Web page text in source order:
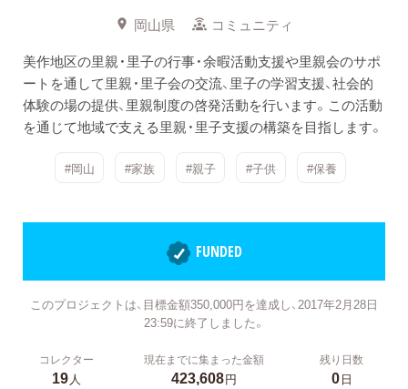
岡山県
コミュニティ
美作地区の里親・里子の行事・余暇活動支援や里親会のサポ
ートを通して里親・里子会の交流、里子の学習支援、社会的
体験の場の提供、里親制度の啓発活動を行います。この活動
を通じて地域で支える里親・里子支援の構築を目指します。
#岡山 #家族 #親子 #子供 #保養
FUNDED
このプロジェクトは、目標金額350,000円を達成し、2017年2月28日
23:59に終了しました。
コレクター
19人
現在までに集まった金額
423,608円
残り日数
0日